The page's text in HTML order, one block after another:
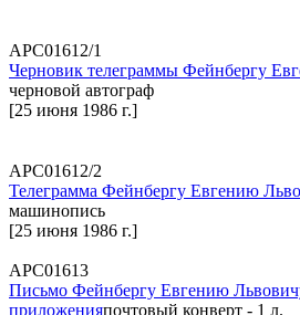
АРС01612/1
Черновик телеграммы Фейнбергу
черновой автограф
[25 июня 1986 г.]
АРС01612/2
Телеграмма Фейнбергу Евгению
машинопись
[25 июня 1986 г.]
АРС01613
Письмо Фейнбергу Евгению
приложенияпочтовый конверт - 1 л.